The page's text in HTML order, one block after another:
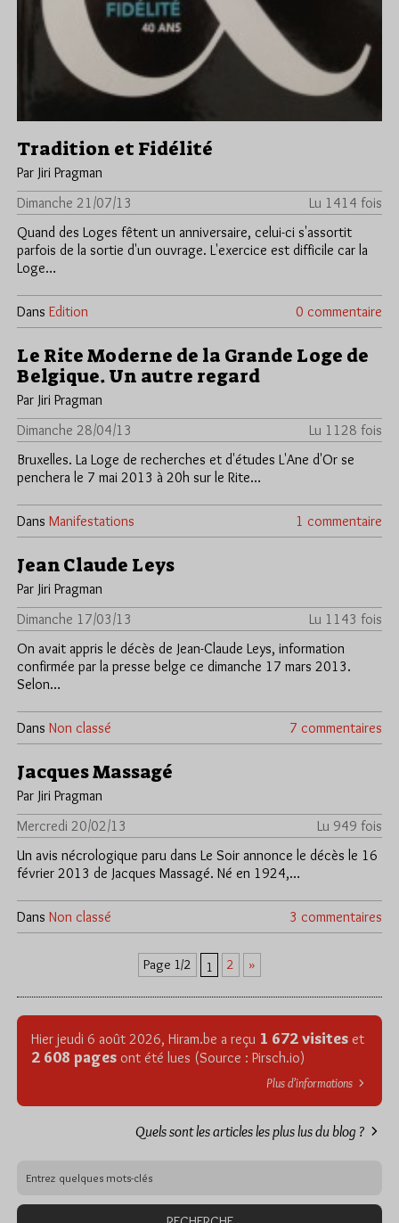
Tradition et Fidélité
Par Jiri Pragman
Dimanche 21/07/13
Lu 1414 fois
Quand des Loges fêtent un anniversaire, celui-ci s'assortit
parfois de la sortie d'un ouvrage. L'exercice est difficile car la
Loge…
Dans Edition 0 commentaire
Le Rite Moderne de la Grande Loge de
Belgique. Un autre regard
Par Jiri Pragman
Dimanche 28/04/13
Lu 1128 fois
Bruxelles. La Loge de recherches et d'études L'Ane d'Or se
penchera le 7 mai 2013 à 20h sur le Rite…
Dans Manifestations 1 commentaire
Jean Claude Leys
Par Jiri Pragman
Dimanche 17/03/13
Lu 1143 fois
On avait appris le décès de Jean-Claude Leys, information
confirmée par la presse belge ce dimanche 17 mars 2013.
Selon…
Dans Non classé 7 commentaires
Jacques Massagé
Par Jiri Pragman
Mercredi 20/02/13
Lu 949 fois
Un avis nécrologique paru dans Le Soir annonce le décès le 16
février 2013 de Jacques Massagé. Né en 1924,…
Dans Non classé 3 commentaires
Page 1/2 1 2 »
Hier jeudi 6 août 2026, Hiram.be a reçu 1 672 visites et
2 608 pages ont été lues (Source : Pirsch.io)
Plus d’informations
Quels sont les articles les plus lus du blog ?